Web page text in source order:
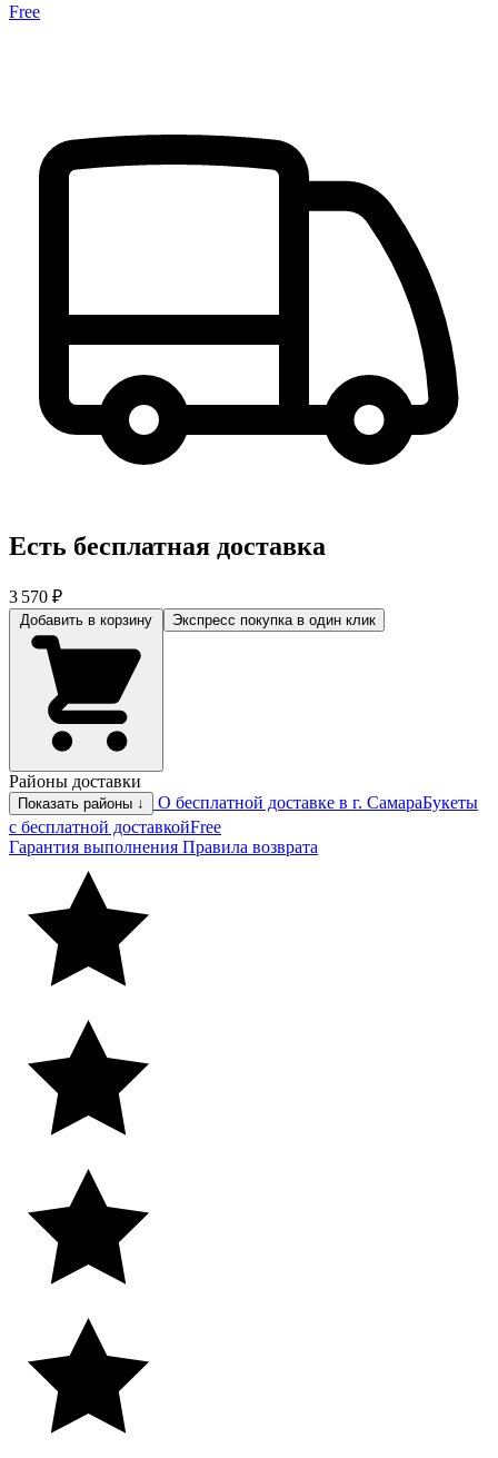
Free
Есть бесплатная доставка
3 570 ₽
Экспресс покупка в один клик
Районы доставки
Показать районы ↓ О бесплатной доставке в г. СамараБукеты
с бесплатной доставкойFree
Гарантия выполнения Правила возврата